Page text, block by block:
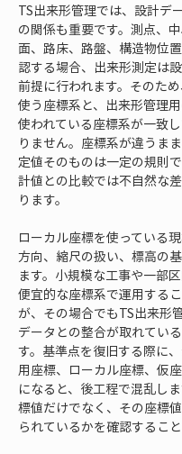
TS出来形管理では、設計デ
の関係も重要です。測点、
面、路床、路盤、構造物位
認する場合、出来形測定は
前提に行われます。そのた
使う座標系と、出来形管理
使われている座標系が一致
りません。座標系が違うま
定値そのものは一定の規則
計値との比較では不自然な
ります。
ローカル座標を使っている現
方向、縮尺の扱い、標高の
ます。小規模な工事や一部区
便宜的な座標系で運用する
が、その場合でもTS出来形
データとの整合が取れてい
す。基準点を復旧する際に
用座標、ローカル座標、仮
になると、後工程で混乱し
標値だけでなく、その座標
られているかを確認すること